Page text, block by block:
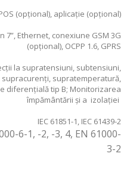
POS (opțional), aplicație (opțional)
7”, Ethernet, conexiune GSM 3G
(opțional), OCPP 1.6, GPRS
la supratensiuni, subtensiuni,
supracurenți, supratemperatură,
diferențială tip B; Monitorizarea
împământării și a izolației
IEC 61851-1, IEC 61439-2
6-1, -2, -3, 4, EN 61000-
3-2